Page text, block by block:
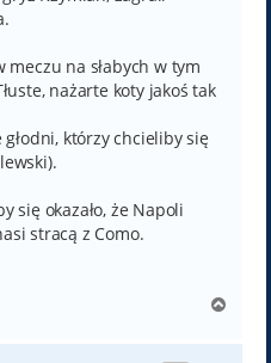
meczu na słabych w tym
nażarte koty jakoś tak
głodni, którzy chcieliby się
się okazało, że Napoli
stracą z Como.
g